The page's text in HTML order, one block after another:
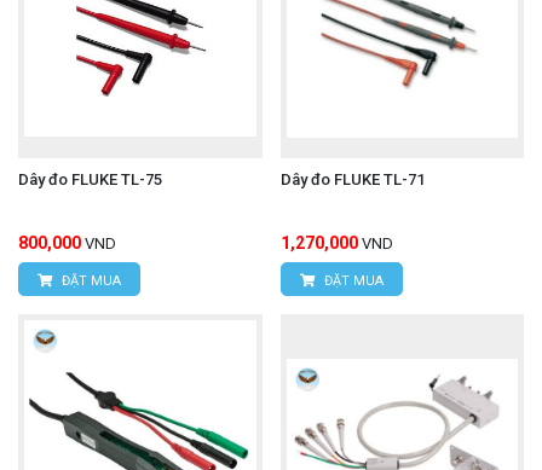
Công dụng và lợi ích
hiện phép đo ở một khoảng cách an toàn, đặc biệt
Tăng hiệu quả: Đèn LED chiếu sáng và chỉ báo
Linh hoạt: Nắp bảo vệ đầu kim có thể tháo rời
giúp điều chỉnh độ dài kim tiếp xúc, phù hợp với
Dây đo FLUKE TL-75
800,000 VND
ĐẶT MUA
Dây đo FLUKE TL-71
1,270,000 VND
ĐẶT MUA